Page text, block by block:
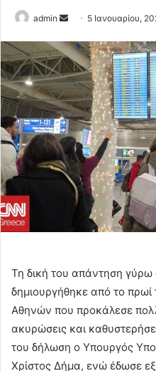
admin
Send
email
5 Ιανουαρίου,
Τη δική του απάντηση
δημιουργήθηκε από το πρωί
Αθηνών που προκάλεσε
ακυρώσεις και
του δήλωση ο Υπουργός
Χρίστος Δήμα, ενώ έδωσε